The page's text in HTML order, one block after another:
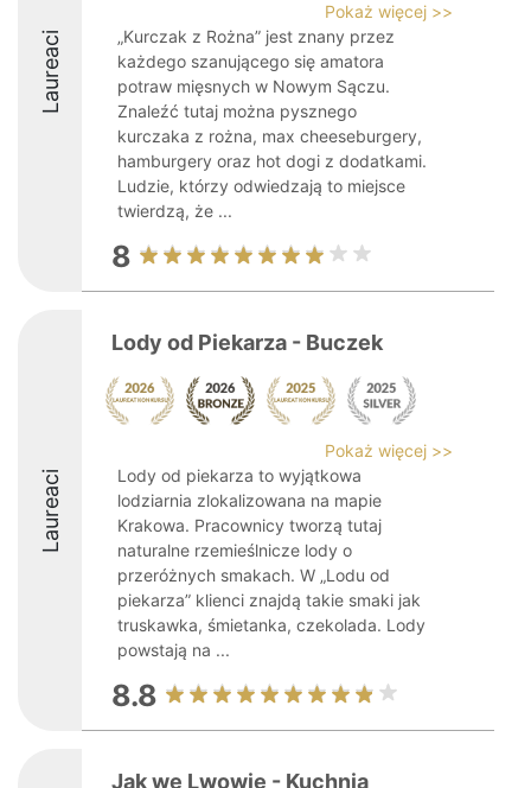
Laureaci
Pokaż więcej >>
„Kurczak z Rożna” jest znany przez
każdego szanującego się amatora
potraw mięsnych w Nowym Sączu.
Znaleźć tutaj można pysznego
kurczaka z rożna, max cheeseburgery,
hamburgery oraz hot dogi z dodatkami.
Ludzie, którzy odwiedzają to miejsce
twierdzą, że ...
8
Laureaci
Lody od Piekarza - Buczek
Pokaż więcej >>
Lody od piekarza to wyjątkowa
lodziarnia zlokalizowana na mapie
Krakowa. Pracownicy tworzą tutaj
naturalne rzemieślnicze lody o
przeróżnych smakach. W „Lodu od
piekarza” klienci znajdą takie smaki jak
truskawka, śmietanka, czekolada. Lody
powstają na ...
8.8
Jak we Lwowie - Kuchnia